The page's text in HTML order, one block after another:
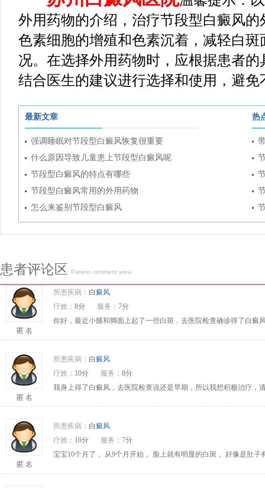
外用药物的介绍，治疗节段型白癜风
色素细胞的增殖和色素沉着，减轻白
况。在选择外用药物时，应根据患者
结合医生的建议进行选择和使用，避
最新文章
强调睡眠对节段型白癜风恢复很重要
什么原因导致儿童患上节段型白癜风呢
节段型白癜风的特点有哪些
节段型白癜风常用的外用药物
怎么来鉴别节段型白癜风
热
患者评论区 Patient comment area
匿 名
所患疾病： 白癜风
疗效： 8分 服务： 7分
你好，最近小腿和脚面上起了一些白斑，去医院检查确诊得了白
匿 名
所患疾病： 白癜风
疗效： 10分 服务： 8分
我身上得了白癜风，去医院检查说还是早期，所以我想积极治疗，
匿 名
所患疾病： 白癜风
疗效： 10分 服务： 7分
宝宝10个月了， 从9个月开始， 脸上就有明显的白斑， 好像是肚